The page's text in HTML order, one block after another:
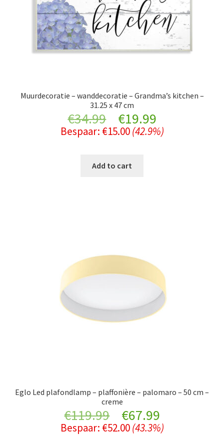
Muurdecoratie – wanddecoratie – Grandma’s kitchen –
31.25 x 47 cm
€34.99
Original
price
was:
€19.99Current
price
Bespaar: €15.00 (42.9%)
Add to cart
Eglo Led plafondlamp – plaffonière – palomaro – 50 cm –
creme
€119.99
Original
price
€67.99Current
price
Bespaar: €52.00 (43.3%)